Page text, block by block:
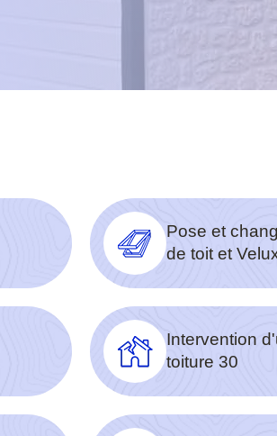
Pose et
de toit et
Intervention
toiture 30